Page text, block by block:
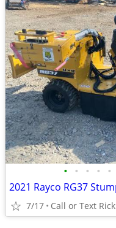
• • • • •
7/17 Call or Text Rick